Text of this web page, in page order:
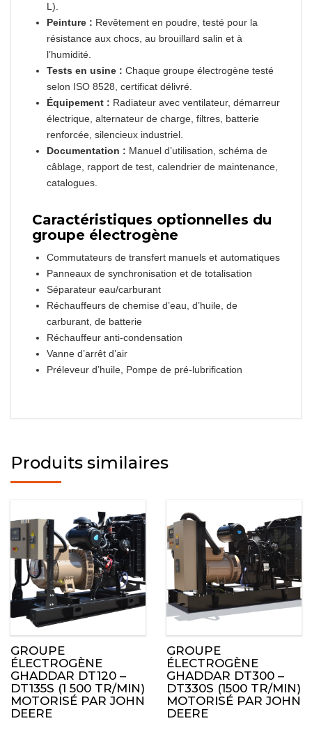
L).
Peinture : Revêtement en poudre, testé pour la
résistance aux chocs, au brouillard salin et à
l’humidité.
Tests en usine : Chaque groupe électrogène testé
selon ISO 8528, certificat délivré.
Équipement : Radiateur avec ventilateur, démarreur
électrique, alternateur de charge, filtres, batterie
renforcée, silencieux industriel.
Documentation : Manuel d’utilisation, schéma de
câblage, rapport de test, calendrier de maintenance,
catalogues.
Caractéristiques optionnelles du
groupe électrogène
Commutateurs de transfert manuels et automatiques
Panneaux de synchronisation et de totalisation
Séparateur eau/carburant
Réchauffeurs de chemise d’eau, d’huile, de
carburant, de batterie
Réchauffeur anti-condensation
Vanne d’arrêt d’air
Préleveur d’huile, Pompe de pré-lubrification
Produits similaires
GROUPE
ÉLECTROGÈNE
GHADDAR DT120 –
DT135S (1 500 TR/MIN)
MOTORISÉ PAR JOHN
DEERE
GROUPE
ÉLECTROGÈNE
GHADDAR DT300 –
DT330S (1500 TR/MIN)
MOTORISÉ PAR JOHN
DEERE